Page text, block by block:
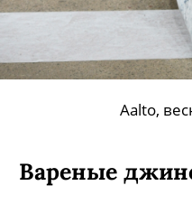
Aalto,
Вареные